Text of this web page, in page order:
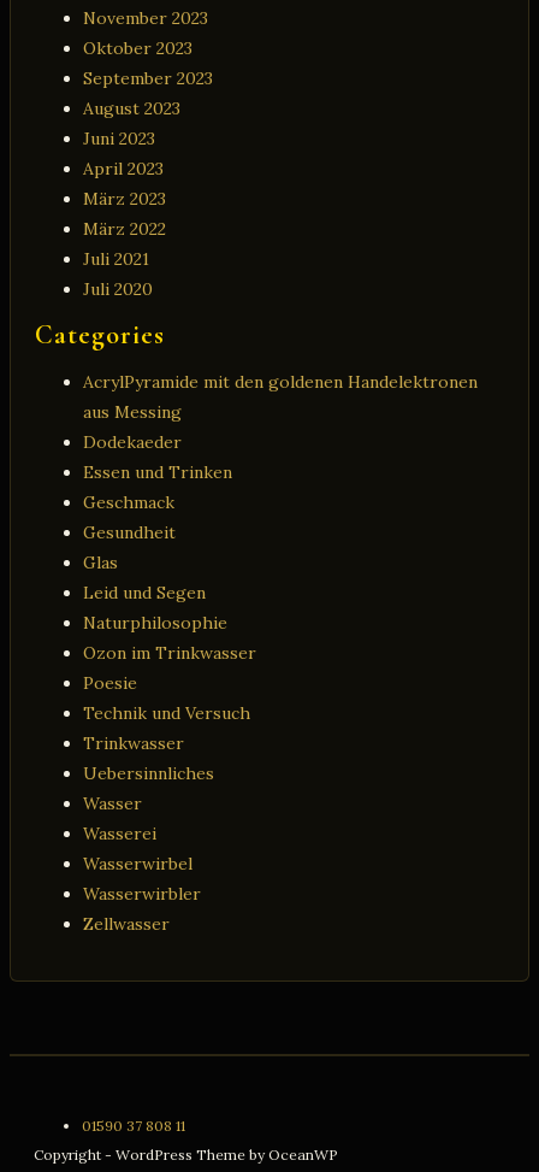
November 2023
Oktober 2023
September 2023
August 2023
Juni 2023
April 2023
März 2023
März 2022
Juli 2021
Juli 2020
Categories
AcrylPyramide mit den goldenen Handelektronen
aus Messing
Dodekaeder
Essen und Trinken
Geschmack
Gesundheit
Glas
Leid und Segen
Naturphilosophie
Ozon im Trinkwasser
Poesie
Technik und Versuch
Trinkwasser
Uebersinnliches
Wasser
Wasserei
Wasserwirbel
Wasserwirbler
Zellwasser
01590 37 808 11
Copyright - WordPress Theme by OceanWP